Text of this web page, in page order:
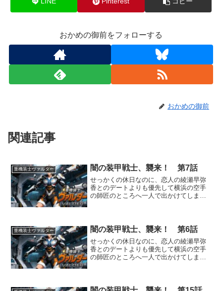
おかめの御前をフォローする
おかめの御前
関連記事
重機装士ヴァルダー 闇の装甲戦士、襲来！ 第7話
せっかくの休日なのに、恋人の綾瀬早弥
香とのデートよりも優先して横浜の空手
の師匠のところへ一人で出かけてしまっ
が…。その頃、目的の道場が...
重機装士ヴァルダー 闇の装甲戦士、襲来！ 第6話
せっかくの休日なのに、恋人の綾瀬早弥
香とのデートよりも優先して横浜の空手
の師匠のところへ一人で出かけてしまっ
が…。その頃、目的の道場が...